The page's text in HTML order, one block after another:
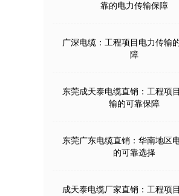
靠的电力传输保障
广深电缆：工程项目电力传输
障
东莞成天泰电缆直销：工程项
输的可靠保障
东莞广东电缆直销：华南地区
的可靠选择
成天泰电缆厂家直销：工程项